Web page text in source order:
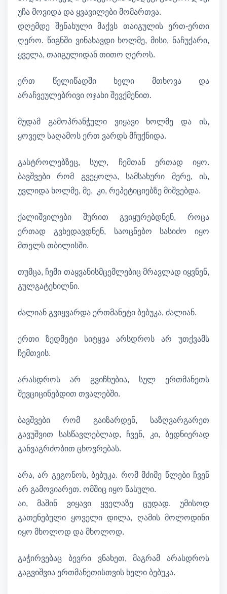
უჩა მოვიდა და ყვავილები მომართვა.
დღემდე შენახული მაქვს თაიგულის ერთ-ერთი
ღერო. წიგნში ვინახავდი ხოლმე, მისი, ნაჩუქარი,
ყველა, თაიგულიდან თითო ღეროს.
ერთ წელიწადში ხელი მთხოვა და
არაჩვეულებრივი ოჯახი შევქმენით.
მუდამ გამოპრანჭული ვიყავი ხოლმე და ის,
ყოველ საღამოს ერთ ვარდს მჩუქნიდა.
გასტროლებზეც, სულ, ჩემთან ერთად იყო.
ბავშვები რომ გვეყოლა, სამსახური მერე, ის,
უვლიდა ხოლმე, მე, კი, რეპეტიციებზე მიშვებდა.
ქალიშვილები შურით გვიყურებდნენ, როცა
ერთად გვხედავდნენ, საოცნებო სასიძო იყო
მთელს თბილისში.
თუმცა, ჩემი თაყვანისმცემლებიც მრავლად იყვნენ,
გულგატეხილნი.
ძალიან გვიყვარდა ერთმანეტი ბებუკა, ძალიან.
ერთი ზედმეტი სიტყვა არსდროს არ უთქვამს
ჩემთვის.
არასდროს არ გვიჩხუბია, სულ ერთმანეთს
შევციცინებდით თვალებში.
ბავშვები რომ გაიზარდენ, საზღვარგარეთ
გავუშვით სასწავლებლად, ჩვენ, კი, ბედნიერად
განვაგრძობით ცხოვრებას.
არა, არ გეგონოს, ბებუკა. რომ მძიმე წლები ჩვენ
არ გამოვიარეთ. ომშიც იყო წასული.
აი, მაშინ ვიყავი ყველაზე ცუდად. უმისოდ
გათენებული ყოველი დილა, ღამის მოლოდინი
იყო მხოლოდ და მხოლოდ.
გაჭირვებაც ბევრი ვნახეთ, მაგრამ არასდროს
გაგვიშვია ერთმანეთისთვის ხელი ბებუკა.